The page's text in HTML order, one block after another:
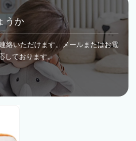
うか
絡いただけます。メールまたはお電
しております。